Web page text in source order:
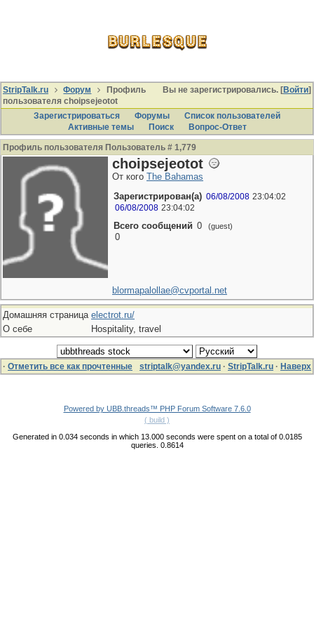
Вы не зарегистрировались. [Войти]
StripTalk.ru Форум
Профиль
пользователя choipsejeotot
Зарегистрироваться
Форумы
Список пользователей
Активные темы
Поиcк Вопрос-Ответ
Профиль пользователя Пользователь # 1,779
choipsejeotot
От кого The Bahamas
Зарегистрирован(а) 06/08/2008 23:04:02
06/08/2008 23:04:02
Всего сообщений 0 (guest)
0
blormapalollae@cvportal.net
Домашняя страница electrot.ru/
О себе
Hospitality, travel
· Отметить все как прочтенные striptalk@yandex.ru · StripTalk.ru · Наверх
Powered by UBB.threads™ PHP Forum Software 7.6.0
( build )
Generated in 0.034 seconds in which 13.000 seconds were spent on a total of 0.0185
queries. 0.8614